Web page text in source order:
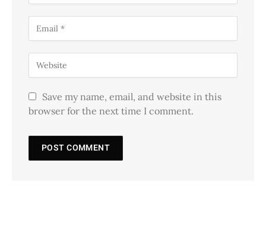
Save my name, email, and website in this
browser for the next time I comment.